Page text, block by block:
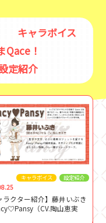
キャラボイス
Qace！
定紹介
キャラボイス 設定紹介
ラクター紹介】藤井いぶき
（CV.陶山恵実